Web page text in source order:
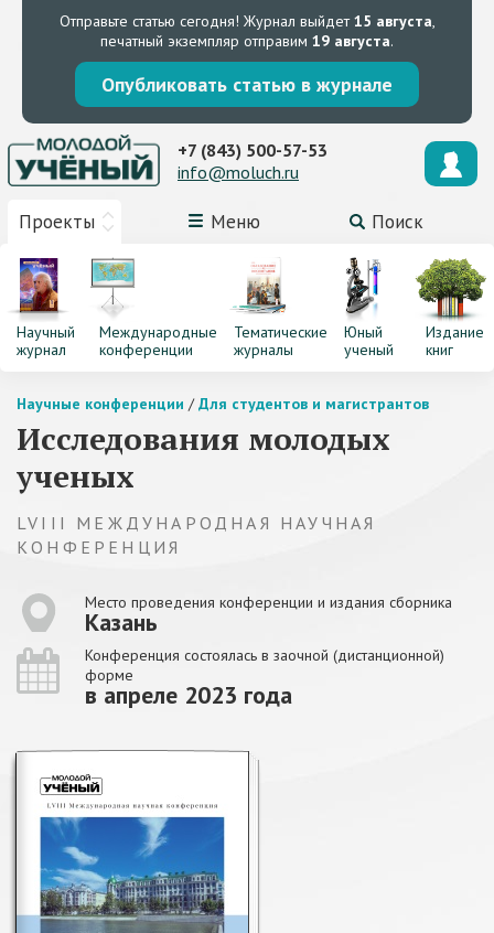
Отправьте статью сегодня! Журнал выйдет15 августа,
печатный экземпляр отправим 19 августа.
Опубликовать статью в журнале
Проекты Меню Поиск
+7 (843) 500-57-53
info@moluch.ru
Научный
журнал
Международные
конференции
Тематические
журналы
Юный
ученый
Издание
книг
Научные конференции /Для студентов и магистрантов
Исследования молодых
ученых
LVIII МЕЖДУНАРОДНАЯ НАУЧНАЯ
КОНФЕРЕНЦИЯ
Место проведения конференции и издания сборника
Казань
Конференция состоялась в заочной (дистанционной)
форме
в апреле 2023 года